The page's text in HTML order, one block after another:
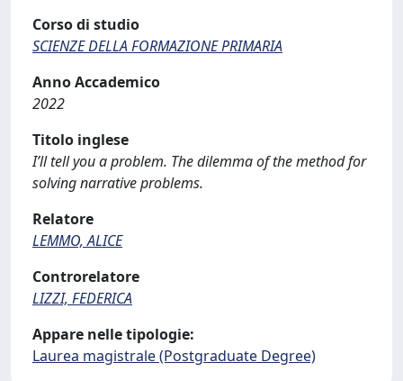
Corso di studio
SCIENZE DELLA FORMAZIONE PRIMARIA
Anno Accademico
2022
Titolo inglese
I’ll tell you a problem. The dilemma of the method for
solving narrative problems.
Relatore
LEMMO, ALICE
Controrelatore
LIZZI, FEDERICA
Appare nelle tipologie:
Laurea magistrale (Postgraduate Degree)